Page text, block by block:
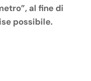
al fine di
possibile.